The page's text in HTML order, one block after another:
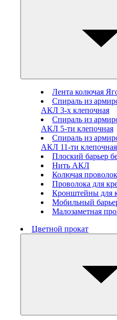
Лента колючая
Спираль из
АКЛ 3-х клепочная
Спираль из
АКЛ 5-ти клепочная
Спираль из
АКЛ 11-ти клепочная
Плоский барьер
Нить АКЛ
Колючая
Проволока для
Кронштейны для
Мобильный
Малозаметная
Цветной прокат